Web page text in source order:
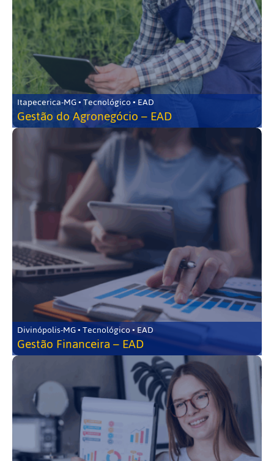
Itapecerica-MG • Tecnológico • EAD
Gestão do Agronegócio – EAD
Divinópolis-MG • Tecnológico • EAD
Gestão Financeira – EAD